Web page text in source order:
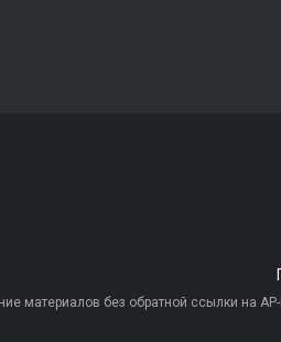
материалов без обратной ссылки на